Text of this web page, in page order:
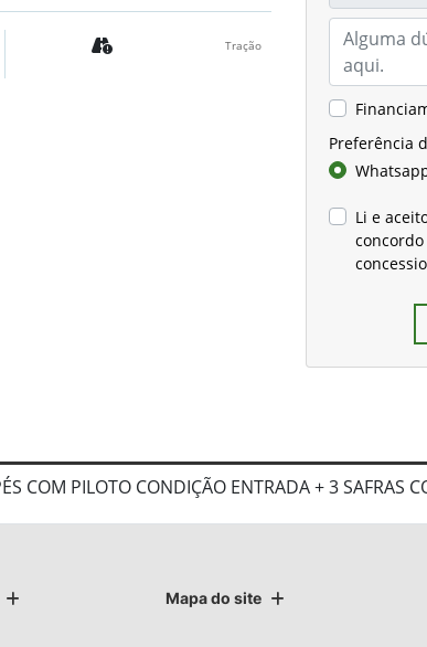
Preferência
Li e
Tração
COM PILOTO CONDIÇÃO ENTRADA + 3 SAFRAS
Mapa do site